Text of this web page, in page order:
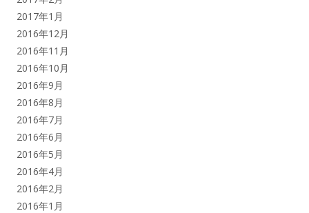
2017年1月
2016年12月
2016年11月
2016年10月
2016年9月
2016年8月
2016年7月
2016年6月
2016年5月
2016年4月
2016年2月
2016年1月